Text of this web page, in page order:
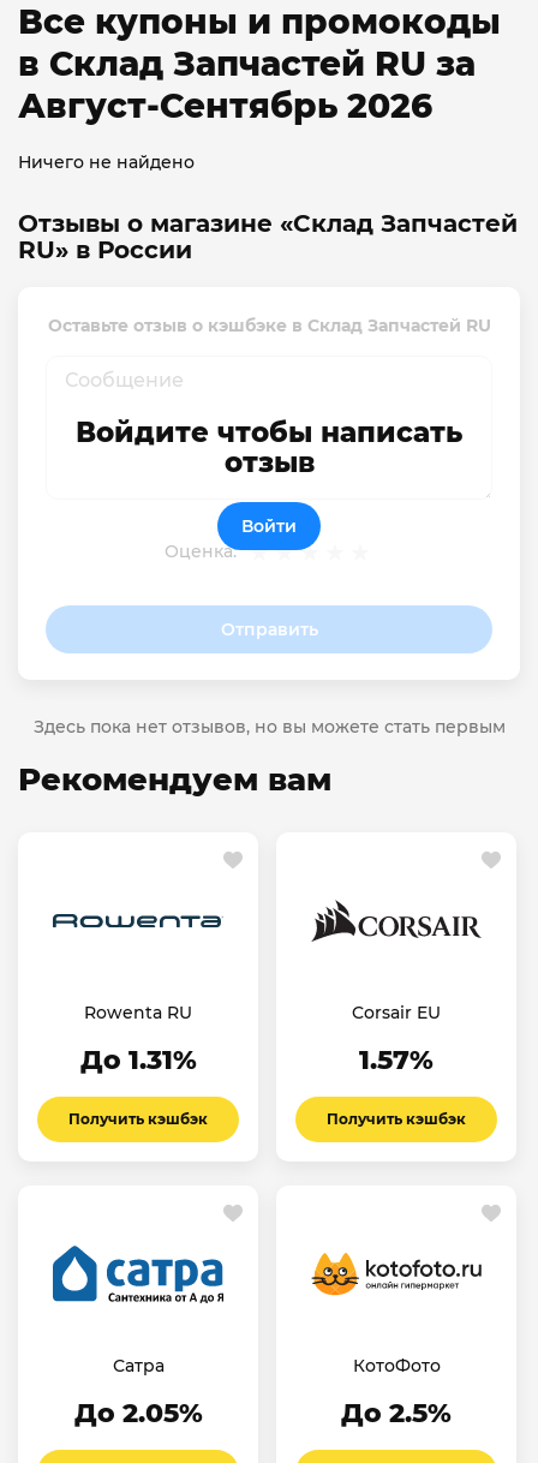
Все купоны и промокоды
в Склад Запчастей RU за
Август-Сентябрь 2026
Ничего не найдено
Отзывы о магазине «Склад Запчастей
RU» в России
Оставьте отзыв о кэшбэке в Склад Запчастей RU
Оценка:
Отправить
Войдите чтобы написать
отзыв
Войти
Здесь пока нет отзывов, но вы можете стать первым
Рекомендуем вам
Rowenta RU
До 1.31%
Получить кэшбэк
Corsair EU
1.57%
Получить кэшбэк
Сатра
До 2.05%
КотоФото
До 2.5%